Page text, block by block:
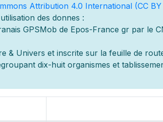
Attribution 4.0 International (CC BY
des donnes :
ais GPSMob de Epos-France gr par le
& Univers et inscrite sur la feuille de
dix-huit organismes et